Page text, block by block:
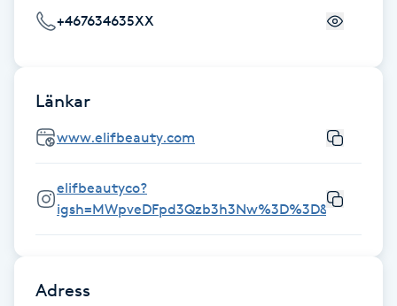
Vinyasa Yoga
Volymfransar
Vårtor
Yin Yoga
+467634635XX
Länkar
www.elifbeauty.com
elifbeautyco?
Adress